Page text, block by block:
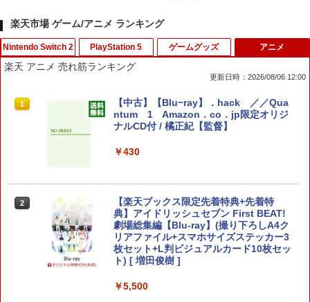
楽天市場 ゲーム/アニメ ランキング
Nintendo Switch 2
1
スーパーマリオブラザーズ ワンダー Nin
tendo Switch 2 Edition ＋ みんなでリ
ンリンパーク NXS-P-AQMXB SW2 任天
Samsung microSD Express Card 256
GB for Nintendo Switch 2 BEE-A-SD0
1B
￥8,479
PlayStation 5
1
鬼エイム 指サック ゲーム スマホ ゲーミ
ング FPS 音ゲー 荒野行動 PUBG Apex
CoD 高感度 銀繊維 手汗対策 鬼サック 6
ソニー・インタラクティブエンタテイン
メント 【PS5】DualSense(TM)充電ス
タンド [CFI-ZDS1J PS5 デュアルセンス
ジュウデンスタンド]
ゲームグッズ
1
【中古】クラッシュバンディクーレーシ
ング
2
【中古】メモリーズオフ ~それから~ 通
常版
￥660
アニメ
楽天 アニメ 売れ筋ランキング
更新日時：2026/08/06 12:00
1
【中古】【Blu−ray】．hack ／／Qua
ntum 1 Amazon．co．jp限定オリジ
ナルCD付 / 橘正紀【監督】
￥430
2
【楽天ブックス限定先着特典+先着特
典】アイドリッシュセブン First BEAT!
劇場総集編【Blu-ray】(撮り下ろしA4ク
リアファイル+スマホサイズステッカー3
枚セット+L判ビジュアルカード10枚セッ
ト) [ 増田俊樹 ]
￥5,500